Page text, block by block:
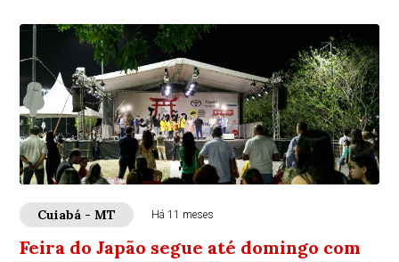
Cuiabá - MT Há 11 meses
Feira do Japão segue até domingo com